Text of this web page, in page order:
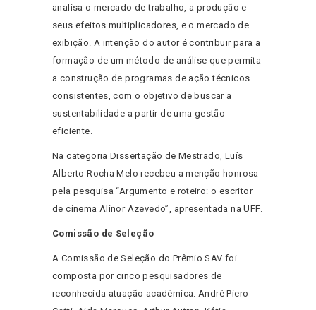
analisa o mercado de trabalho, a produção e
seus efeitos multiplicadores, e o mercado de
exibição. A intenção do autor é contribuir para a
formação de um método de análise que permita
a construção de programas de ação técnicos
consistentes, com o objetivo de buscar a
sustentabilidade a partir de uma gestão
eficiente.
Na categoria Dissertação de Mestrado, Luís
Alberto Rocha Melo recebeu a menção honrosa
pela pesquisa “Argumento e roteiro: o escritor
de cinema Alinor Azevedo”, apresentada na UFF.
Comissão de Seleção
A Comissão de Seleção do Prêmio SAV foi
composta por cinco pesquisadores de
reconhecida atuação acadêmica: André Piero